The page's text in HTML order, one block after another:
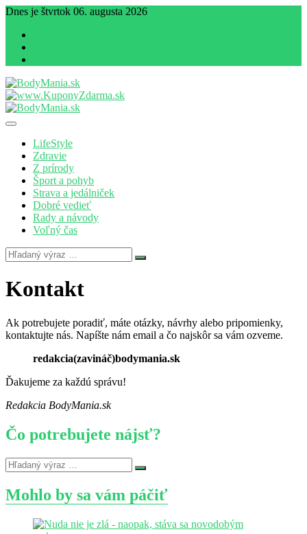
Dnes je štvrtok 06. augusta 2026
BodyMania.sk
Magazín zdravia a životného štýlu
LifeStyle
Zdravie
Z prírody
Šport a pohyb
Strava a jedálniček
Dobré vedieť
Rady a návody
Voľný čas
Kontakt
Ak potrebujete poradiť, máte otázky, návrhy alebo pripomienky,
kontaktujte nás. Napíšte nám email a čo najskôr sa vám ozveme.
redakcia(zavináč)bodymania.sk
Ďakujeme za každú správu!
Redakcia BodyMania.sk
Čo potrebujete nájsť?
Mohlo by sa vám páčiť